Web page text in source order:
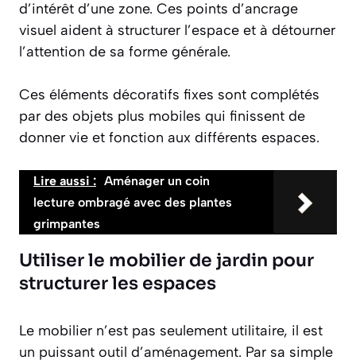
d’intérêt d’une zone. Ces points d’ancrage
visuel aident à structurer l’espace et à détourner
l’attention de sa forme générale.
Ces éléments décoratifs fixes sont complétés
par des objets plus mobiles qui finissent de
donner vie et fonction aux différents espaces.
Lire aussi : Aménager un coin
lecture ombragé avec des plantes
grimpantes
Utiliser le mobilier de jardin pour
structurer les espaces
Le mobilier n’est pas seulement utilitaire, il est
un puissant outil d’aménagement. Par sa simple